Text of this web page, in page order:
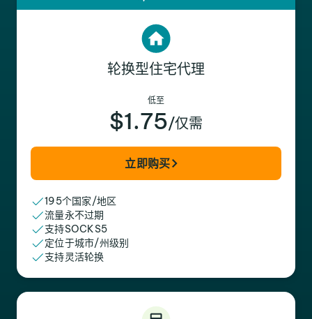
轮换型住宅代理
低至
$1.75/仅需
立即购买
195个国家/地区
流量永不过期
支持SOCKS5
定位于城市/州级别
支持灵活轮换